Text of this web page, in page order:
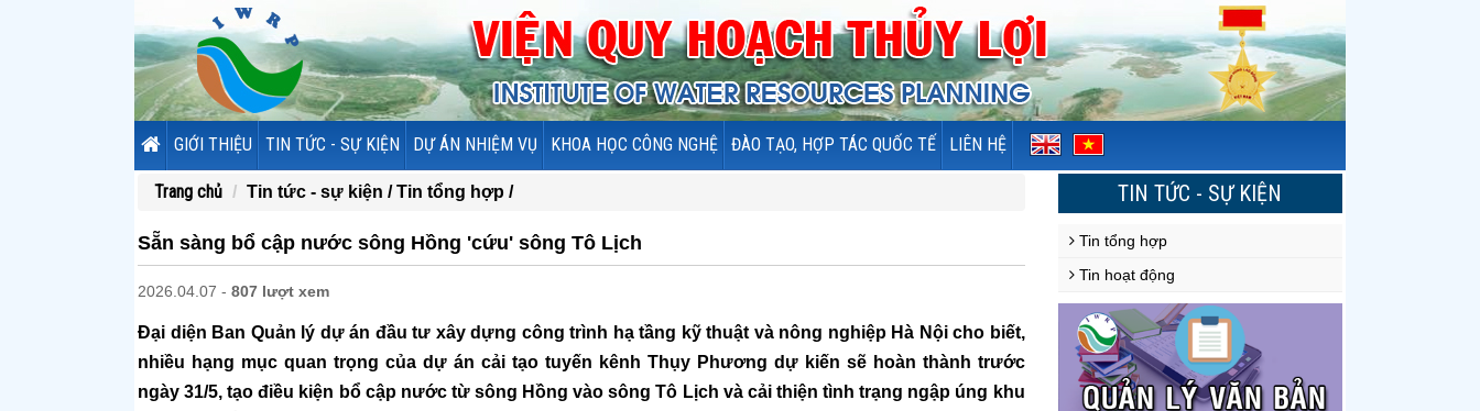
GIỚI THIỆU TIN TỨC - SỰ KIỆN DỰ ÁN NHIỆM VỤ KHOA HỌC CÔNG NGHỆ ĐÀO TẠO, HỢP TÁC QUỐC TẾ LIÊN HỆ
Trang chủ Tin tức - sự kiện /Tin tổng hợp /
Sẵn sàng bổ cập nước sông Hồng 'cứu' sông Tô Lịch
2026.04.07 - 807 lượt xem
Đại diện Ban Quản lý dự án đầu tư xây dựng công trình hạ tầng kỹ thuật và nông nghiệp Hà Nội cho biết,
nhiều hạng mục quan trọng của dự án cải tạo tuyến kênh Thụy Phương dự kiến sẽ hoàn thành trước
ngày 31/5, tạo điều kiện bổ cập nước từ sông Hồng vào sông Tô Lịch và cải thiện tình trạng ngập úng khu
TIN TỨC - SỰ KIỆN
Tin tổng hợp
Tin hoạt động